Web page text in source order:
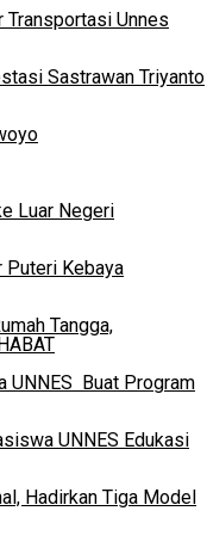
Transportasi Unnes
Sastrawan Triyanto
Luar Negeri
Puteri Kebaya
Tangga,
UNNES Buat Program
UNNES Edukasi
Hadirkan Tiga Model